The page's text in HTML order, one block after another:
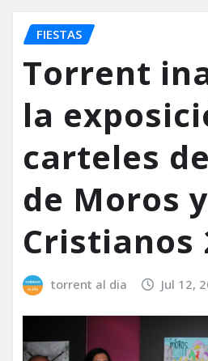
FIESTAS
Torrent
la
carteles
de Moros y
Cristianos
torrent al dia Jul 12,